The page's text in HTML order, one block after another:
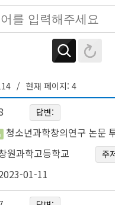
현재 페이지: 4
답변:
청소년과학창의연구 논문
원과학고등학교 주
01-11